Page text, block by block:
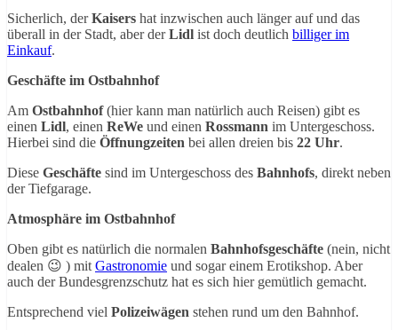
Sicherlich, derKaisers hat inzwischen auch länger auf und das
überall in der Stadt, aber derLidl ist doch deutlich billiger im
Einkauf.
Geschäfte im Ostbahnhof
Am Ostbahnhof(hier kann man natürlich auch Reisen) gibt es
einen Lidl, einen ReWe und einen Rossmann im Untergeschoss.
Hierbei sind die Öffnungzeiten bei allen dreien bis 22 Uhr.
Diese Geschäfte sind im Untergeschoss des Bahnhofs, direkt neben
der Tiefgarage.
Atmosphäre im Ostbahnhof
Oben gibt es natürlich die normalen Bahnhofsgeschäfte (nein, nicht
dealen 😉 ) mit Gastronomie und sogar einem Erotikshop. Aber
auch der Bundesgrenzschutz hat es sich hier gemütlich gemacht.
Entsprechend viel Polizeiwägen stehen rund um den Bahnhof.